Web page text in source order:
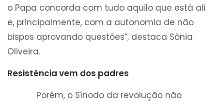
o Papa concorda com tudo aquilo que está ali
e, principalmente, com a autonomia de não
bispos aprovando questões”, destaca Sônia
Oliveira.
Resistência vem dos padres
Porém, o Sínodo da revolução não